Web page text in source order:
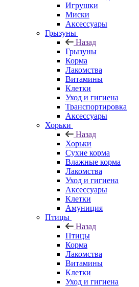
Игрушки
Миски
Аксессуары
Грызуны
Назад
Грызуны
Корма
Лакомства
Витамины
Клетки
Уход и гигиена
Транспортировка
Аксессуары
Хорьки
Назад
Хорьки
Сухие корма
Влажные корма
Лакомства
Уход и гигиена
Аксессуары
Клетки
Амуниция
Птицы
Назад
Птицы
Корма
Лакомства
Витамины
Клетки
Уход и гигиена